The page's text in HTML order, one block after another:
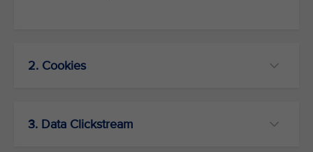
2. Cookies
3. Data Clickstream